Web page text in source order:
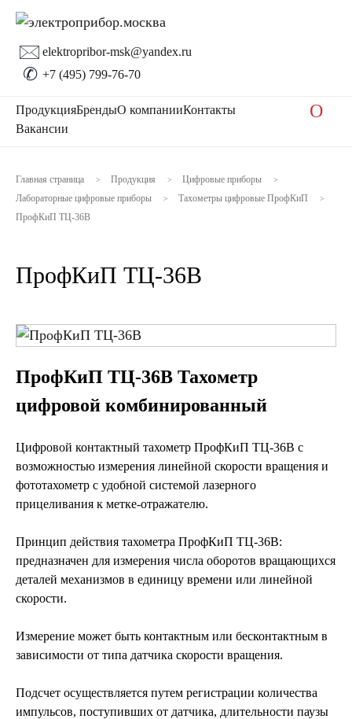
🖂 elektropribor-msk@yandex.ru
✆ +7 (495) 799-76-70
ПродукцияБрендыО компанииКонтакты
Вакансии
O
Главная страница > Продукция > Цифровые приборы >
Лабораторные цифровые приборы > Тахометры цифровые ПрофКиП >
ПрофКиП ТЦ-36В
ПрофКиП ТЦ-36В
ПрофКиП ТЦ-36В Тахометр
цифровой комбинированный
Цифровой контактный тахометр ПрофКиП ТЦ-36В с
возможностью измерения линейной скорости вращения и
фототахометр с удобной системой лазерного
прицеливания к метке-отражателю.
Принцип действия тахометра ПрофКиП ТЦ-36В:
предназначен для измерения числа оборотов вращающихся
деталей механизмов в единицу времени или линейной
скорости.
Измерение может быть контактным или бесконтактным в
зависимости от типа датчика скорости вращения.
Подсчет осуществляется путем регистрации количества
импульсов, поступивших от датчика, длительности паузы